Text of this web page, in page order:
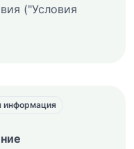
("Условия
информация